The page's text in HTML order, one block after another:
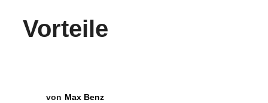
Vorteile
Max Benz